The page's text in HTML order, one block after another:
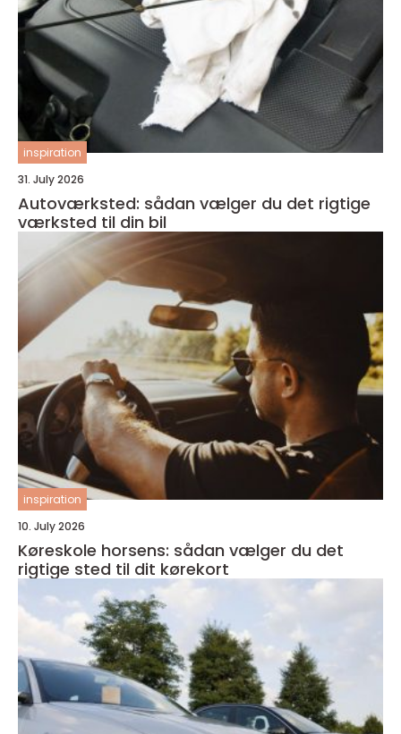
inspiration
31. July 2026
Autoværksted: sådan vælger du det rigtige
værksted til din bil
inspiration
10. July 2026
Køreskole horsens: sådan vælger du det
rigtige sted til dit kørekort